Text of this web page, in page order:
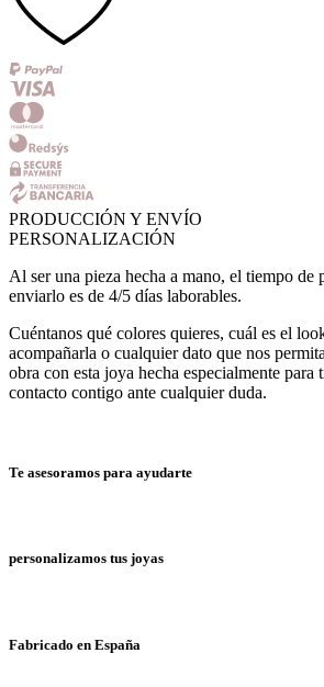
PRODUCCIÓN Y ENVÍO
PERSONALIZACIÓN
Al ser una pieza hecha a mano, el tiempo de
enviarlo es de 4/5 días laborables.
Cuéntanos qué colores quieres, cuál es el
acompañarla o cualquier dato que nos
obra con esta joya hecha especialmente para
contacto contigo ante cualquier duda.
Te asesoramos para ayudarte
personalizamos tus joyas
Fabricado en España